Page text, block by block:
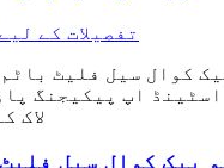
تفصیلات کے
پیک کوال سیل